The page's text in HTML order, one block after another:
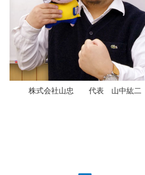
株式会社山忠 代表 山中紘二